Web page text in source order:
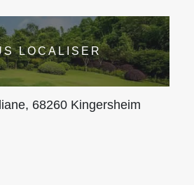
LOCALISER
68260 Kingersheim